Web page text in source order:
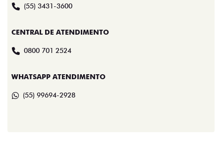
(55) 3431-3600
CENTRAL DE ATENDIMENTO
0800 701 2524
WHATSAPP ATENDIMENTO
(55) 99694-2928